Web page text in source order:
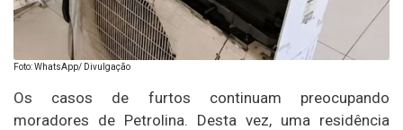
Foto: WhatsApp/ Divulgação
Os casos de furtos continuam preocupando
moradores de Petrolina. Desta vez, uma residência